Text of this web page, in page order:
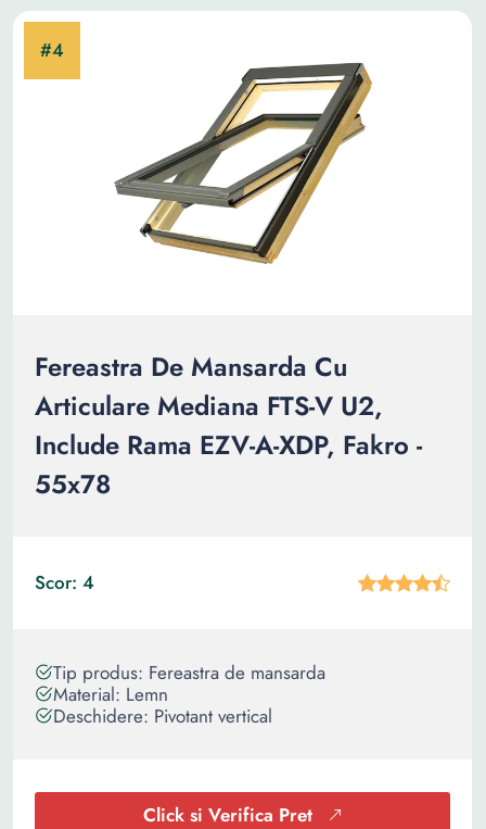
Fereastra De Mansarda Cu
Articulare Mediana FTS-V U2,
Include Rama EZV-A-XDP, Fakro -
55x78
Scor: 4
Tip produs: Fereastra de mansarda
Material: Lemn
Deschidere: Pivotant vertical
Click si Verifica Pret